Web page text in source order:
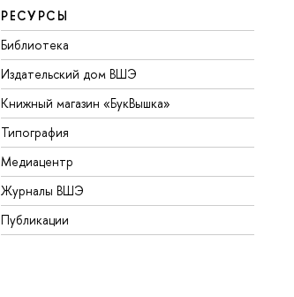
РЕСУРСЫ
Библиотека
Издательский дом ВШЭ
Книжный магазин «БукВышка»
Типография
Медиацентр
Журналы ВШЭ
Публикации